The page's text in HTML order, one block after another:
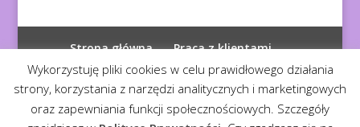
Strona główna
Praca z klientami
Polityka prywatności
Wykorzystuję pliki cookies w celu prawidłowego działania
strony, korzystania z narzędzi analitycznych i marketingowych
oraz zapewniania funkcji społecznościowych. Szczegóły